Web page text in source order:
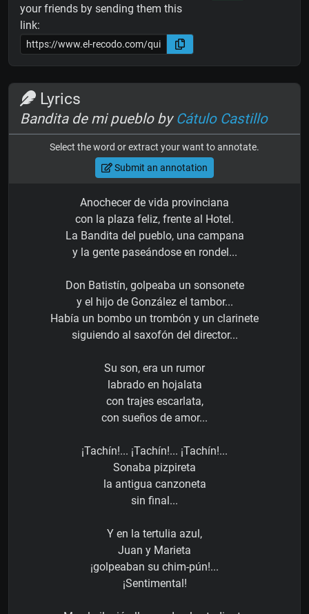
your friends by sending them this
link:
Lyrics
Bandita de mi pueblo by Cátulo Castillo
Select the word or extract your want to annotate.
Submit an annotation
Anochecer de vida provinciana
con la plaza feliz, frente al Hotel.
La Bandita del pueblo, una campana
y la gente paseándose en rondel...
Don Batistín, golpeaba un sonsonete
y el hijo de González el tambor...
Había un bombo un trombón y un clarinete
siguiendo al saxofón del director...
Su son, era un rumor
labrado en hojalata
con trajes escarlata,
con sueños de amor...
¡Tachín!... ¡Tachín!... ¡Tachín!...
Sonaba pizpireta
la antigua canzoneta
sin final...
Y en la tertulia azul,
Juan y Marieta
¡golpeaban su chim-pún!...
¡Sentimental!